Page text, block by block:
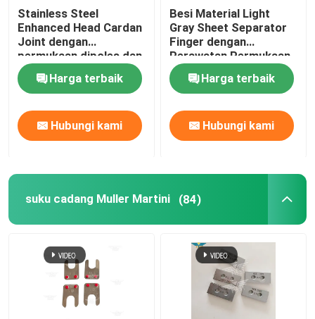
Stainless Steel
Enhanced Head Cardan
Joint dengan
permukaan dipoles dan
diameter lubang dalam
16mm untuk mesin
cetak SM102
Harga terbaik
Hubungi kami
Besi Material Light
Gray Sheet Separator
Finger dengan
Perawatan Permukaan
Polandia untuk
Heidelberg GTO52
Offset Printing
Machine
Harga terbaik
Hubungi kami
suku cadang Muller Martini (84)